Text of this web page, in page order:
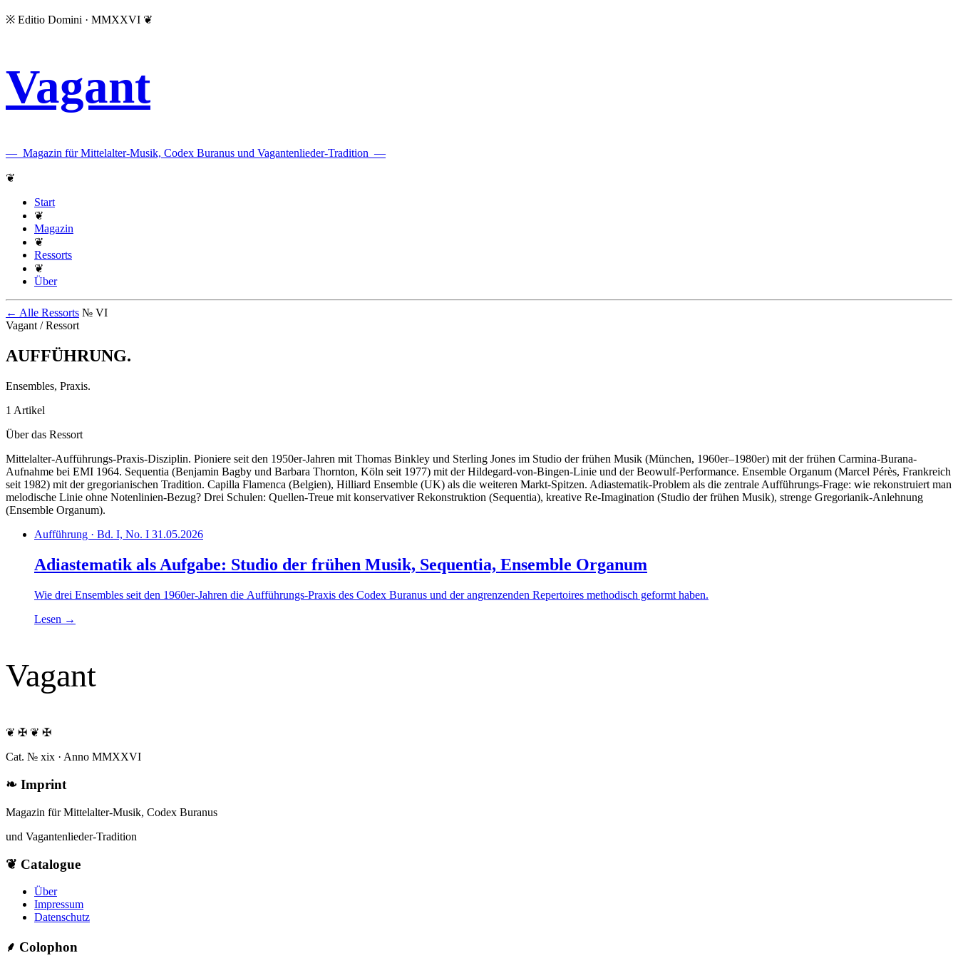
※ Editio Domini · MMXXVI ❦
Vagant
— Magazin für Mittelalter-Musik, Codex Buranus und Vagantenlieder-Tradition —
❦
Start
❦
Magazin
❦
Ressorts
❦
Über
← Alle Ressorts № VI
Vagant / Ressort
AUFFÜHRUNG.
Ensembles, Praxis.
1 Artikel
Über das Ressort
Mittelalter-Aufführungs-Praxis-Disziplin. Pioniere seit den 1950er-Jahren mit Thomas Binkley und Sterling Jones im Studio der frühen Musik (München, 1960er–1980er) mit der frühen Carmina-Burana-
Aufnahme bei EMI 1964. Sequentia (Benjamin Bagby und Barbara Thornton, Köln seit 1977) mit der Hildegard-von-Bingen-Linie und der Beowulf-Performance. Ensemble Organum (Marcel Pérès, Frankreich
seit 1982) mit der gregorianischen Tradition. Capilla Flamenca (Belgien), Hilliard Ensemble (UK) als die weiteren Markt-Spitzen. Adiastematik-Problem als die zentrale Aufführungs-Frage: wie rekonstruiert man
melodische Linie ohne Notenlinien-Bezug? Drei Schulen: Quellen-Treue mit konservativer Rekonstruktion (Sequentia), kreative Re-Imagination (Studio der frühen Musik), strenge Gregorianik-Anlehnung
(Ensemble Organum).
Aufführung · Bd. I, No. I 31.05.2026
Adiastematik als Aufgabe: Studio der frühen Musik, Sequentia, Ensemble Organum
Wie drei Ensembles seit den 1960er-Jahren die Aufführungs-Praxis des Codex Buranus und der angrenzenden Repertoires methodisch geformt haben.
Lesen →
Vagant
❦ ✠ ❦ ✠
Cat. № xix · Anno MMXXVI
❧ Imprint
Magazin für Mittelalter-Musik, Codex Buranus
und Vagantenlieder-Tradition
❦ Catalogue
Über
Impressum
Datenschutz
⸙ Colophon